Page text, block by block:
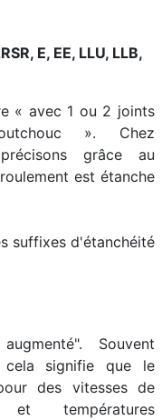
E, EE, LLU, LLB,
« avec 1 ou 2 joints
». Chez
grâce au
est étanche
suffixes d'étanchéité
Souvent
cela signifie que le
des vitesses de
et températures